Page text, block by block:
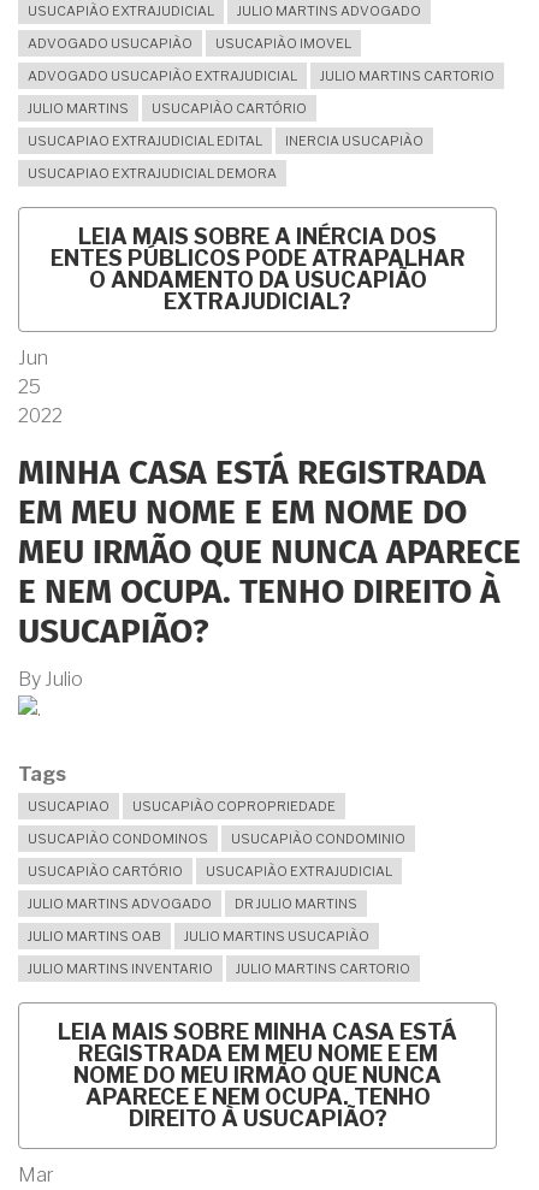
USUCAPIÃO EXTRAJUDICIAL
JULIO MARTINS ADVOGADO
ADVOGADO USUCAPIÃO
USUCAPIÃO IMOVEL
ADVOGADO USUCAPIÃO EXTRAJUDICIAL
JULIO MARTINS CARTORIO
JULIO MARTINS
USUCAPIÃO CARTÓRIO
USUCAPIAO EXTRAJUDICIAL EDITAL
INERCIA USUCAPIÃO
USUCAPIAO EXTRAJUDICIAL DEMORA
LEIA MAIS SOBRE A INÉRCIA DOS
ENTES PÚBLICOS PODE ATRAPALHAR
O ANDAMENTO DA USUCAPIÃO
EXTRAJUDICIAL?
Jun
25
2022
MINHA CASA ESTÁ REGISTRADA
EM MEU NOME E EM NOME DO
MEU IRMÃO QUE NUNCA APARECE
E NEM OCUPA. TENHO DIREITO À
USUCAPIÃO?
By Julio
Tags
USUCAPIAO
USUCAPIÃO COPROPRIEDADE
USUCAPIÃO CONDOMINOS
USUCAPIÃO CONDOMINIO
USUCAPIÃO CARTÓRIO
USUCAPIÃO EXTRAJUDICIAL
JULIO MARTINS ADVOGADO
DR JULIO MARTINS
JULIO MARTINS OAB
JULIO MARTINS USUCAPIÃO
JULIO MARTINS INVENTARIO
JULIO MARTINS CARTORIO
LEIA MAIS SOBRE MINHA CASA ESTÁ
REGISTRADA EM MEU NOME E EM
NOME DO MEU IRMÃO QUE NUNCA
APARECE E NEM OCUPA. TENHO
DIREITO À USUCAPIÃO?
Mar